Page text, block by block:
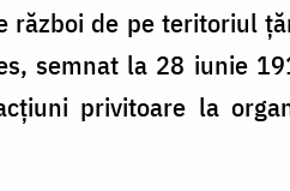
de pe teritoriul
semnat la 28 iunie
privitoare la